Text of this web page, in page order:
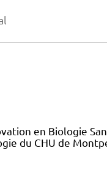
en Biologie
du CHU de